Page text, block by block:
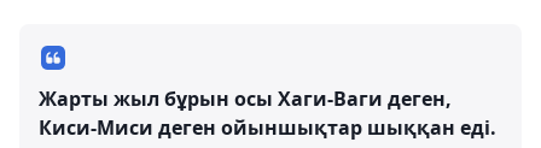
Жарты жыл бұрын осы Хаги-Ваги деген,
Киси-Миси деген ойыншықтар шыққан еді.